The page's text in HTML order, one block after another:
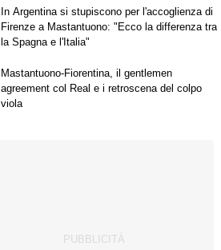
In Argentina si stupiscono per l'accoglienza di
Firenze a Mastantuono: "Ecco la differenza tra
la Spagna e l'Italia"
Mastantuono-Fiorentina, il gentlemen
agreement col Real e i retroscena del colpo
viola